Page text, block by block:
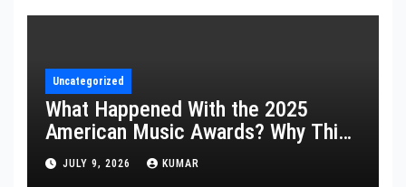
Uncategorized
What Happened With the 2025
American Music Awards? Why This
Year’s Ceremony Fell Flat
JULY 9, 2026 KUMAR